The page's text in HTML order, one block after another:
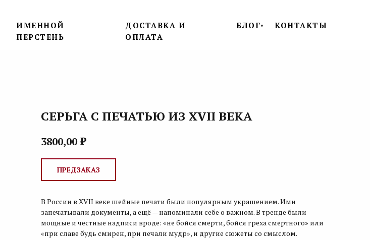
БЛОГ
ДОСТАВКА И
ОПЛАТА
КОНТАКТЫ
▼
ИМЕННОЙ
ПЕРСТЕНЬ
СЕРЬГА С ПЕЧАТЬЮ ИЗ XVII ВЕКА
3800,00 ₽
ПРЕДЗАКАЗ
В России в XVII веке шейные печати были популярным украшением. Ими
запечатывали документы, а ещё — напоминали себе о важном. В тренде были
мощные и честные надписи вроде: «не бойся смерти, бойся греха смертного» или
«при славе будь смирен, при печали мудр», и другие сюжеты со смыслом.